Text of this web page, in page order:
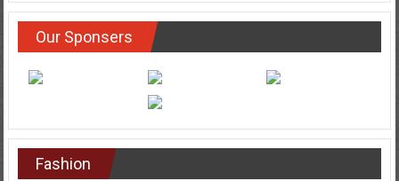
Our Sponsers
Fashion